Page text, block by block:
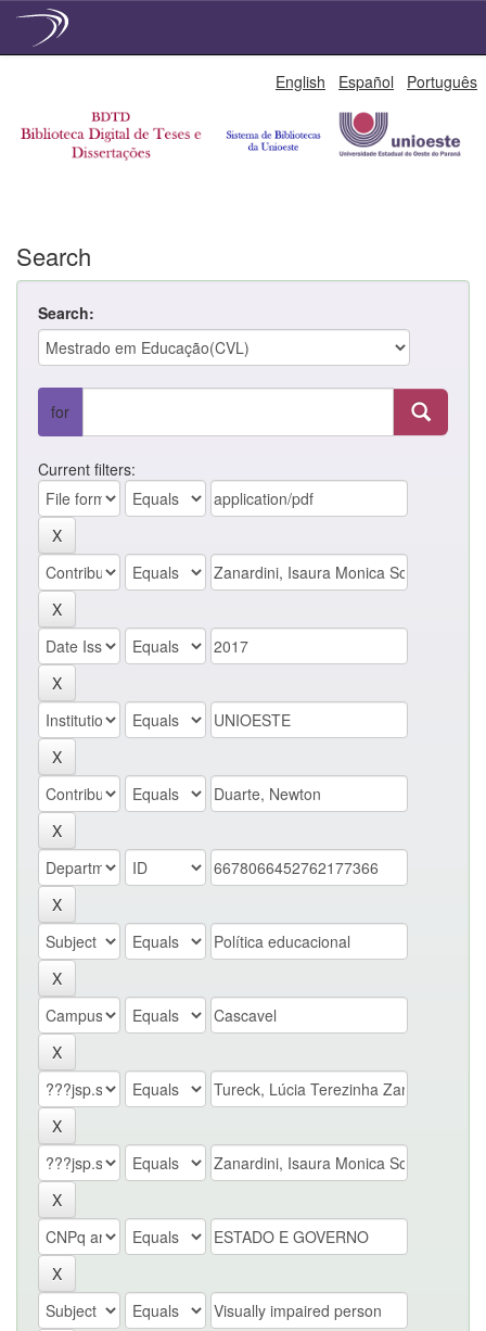
English Español Português
Search
Search:
for
Current filters: